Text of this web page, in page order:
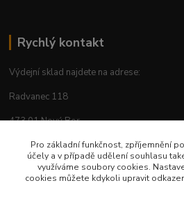
Rychlý kontakt
Výdejní sklad najdete na adrese:
Radvanec 118
473 01 Nový Bor
tel: +420 605 283 713
Pro základní funkčnost, zpříjemnění
účely a v případě udělení souhlasu
využíváme soubory cookies.
cookies můžete kdykoli upravit